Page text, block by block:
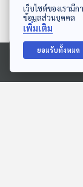
ดาวน์โหลด Thai PBS
Ⓒ 2020 องค์การกระจายเสีย
เว็บไซต์ของเรามี
ข้อมูลส่วนบุคคล
เพิ่มเติม
ยอมรับทั้งหมด